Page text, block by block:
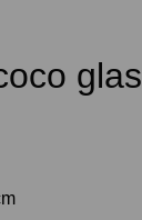
glas